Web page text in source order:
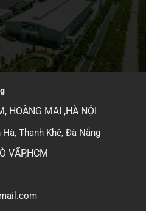
HOÀNG MAI ,HÀ NỘI
Thanh Khê, Đà Nẵng
VẤP,HCM